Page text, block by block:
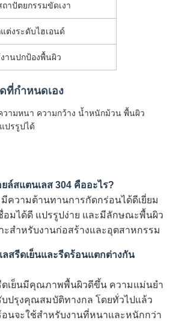
าปัตยกรรมขัดเงา
ต่งระดับไฮเอนด์
านปกป้องพื้นผิว
ที่กำหนดเอง
วามหนา ความกว้าง น้ำหนักม้วน พื้นผิว
ปรรูปได้
ล์สแตนเลส 304 คืออะไร?
ความต้านทานการกัดกร่อนได้ดีเยี่ยม
อมได้ดี แปรรูปง่าย และมีลักษณะพื้นผิว
ะสำหรับงานก่อสร้างและอุตสาหกรรม
ลสรีดเย็นและรีดร้อนแตกต่างกัน
ดเย็นมีคุณภาพพื้นผิวดีขึ้น ความแม่นยำ
ปรุงคุณสมบัติทางกล โดยทั่วไปแล้ว
อนจะใช้สำหรับงานที่หนาและหนักกว่า